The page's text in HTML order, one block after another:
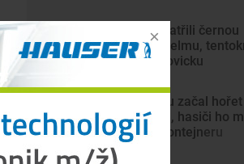
Lidé opět spatřili černou
kočkovitou šelmu,
Českobudějovicku
V autosalonu začal hořet
elektromobil, hasiči ho
ponořit do kontejneru